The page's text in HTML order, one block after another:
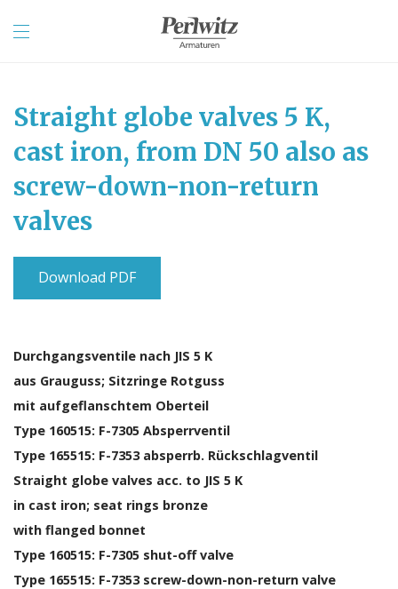
Straight globe valves 5 K,
cast iron, from DN 50 also as
screw-down-non-return
valves
Download PDF
Durchgangsventile nach JIS 5 K
aus Grauguss; Sitzringe Rotguss
mit aufgeflanschtem Oberteil
Type 160515: F-7305 Absperrventil
Type 165515: F-7353 absperrb. Rückschlagventil
Straight globe valves acc. to JIS 5 K
in cast iron; seat rings bronze
with flanged bonnet
Type 160515: F-7305 shut-off valve
Type 165515: F-7353 screw-down-non-return valve